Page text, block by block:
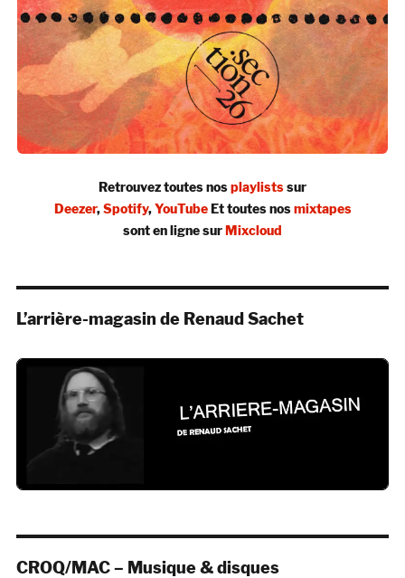
Retrouvez toutes nosplaylistssur
Deezer,Spotify,YouTubeEt toutes nosmixtapes
sont en ligne surMixcloud
L’arrière-magasin de Renaud Sachet
CROQ/MAC – Musique & disques